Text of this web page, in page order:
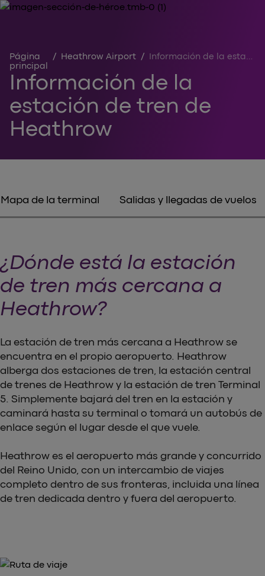
Página
principal
/ Heathrow Airport / Información de la estación de tren de Heathrow
Información de la
estación de tren de
Heathrow
Mapa de la terminal Salidas y llegadas de vuelos
¿Dónde está la estación
de tren más cercana a
Heathrow?
La estación de tren más cercana a Heathrow se
encuentra en el propio aeropuerto. Heathrow
alberga dos estaciones de tren, la estación central
de trenes de Heathrow y la estación de tren Terminal
5. Simplemente bajará del tren en la estación y
caminará hasta su terminal o tomará un autobús de
enlace según el lugar desde el que vuele.
Heathrow es el aeropuerto más grande y concurrido
del Reino Unido, con un intercambio de viajes
completo dentro de sus fronteras, incluida una línea
de tren dedicada dentro y fuera del aeropuerto.